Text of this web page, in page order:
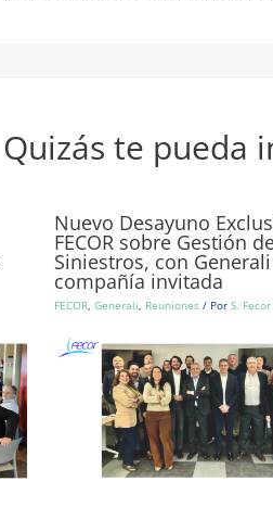
Quizás te pueda
Nuevo Desayuno
FECOR sobre Gestión
Siniestros, con
compañía invitada
FECOR Generali Reuniones / Por S.